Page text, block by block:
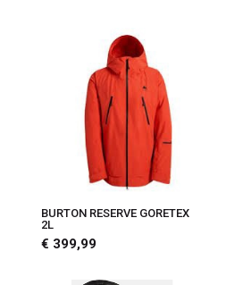
BURTON RESERVE GORETEX
2L
€ 399,99